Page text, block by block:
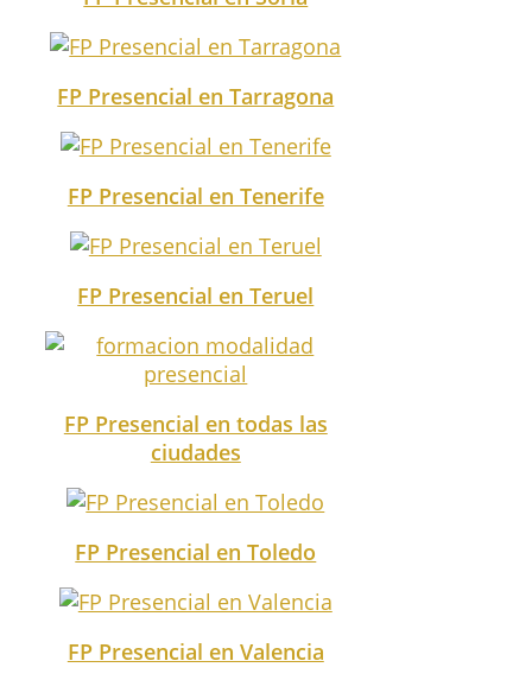
FP Presencial en Tarragona
FP Presencial en Tenerife
FP Presencial en Teruel
FP Presencial en todas las
ciudades
FP Presencial en Toledo
FP Presencial en Valencia